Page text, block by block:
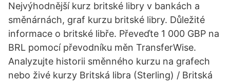
Nejvýhodnější kurz britské libry v bankách a
směnárnách, graf kurzu britské libry. Důležité
informace o britské libře. Převeďte 1 000 GBP na
BRL pomocí převodníku měn TransferWise.
Analyzujte historii směnného kurzu na grafech
nebo živé kurzy Britská libra (Sterling) / Britská